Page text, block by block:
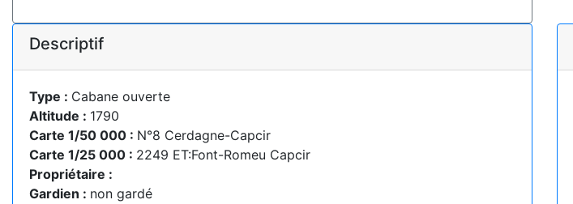
Descriptif
Type : Cabane ouverte
Altitude : 1790
Carte 1/50 000 : N°8 Cerdagne-Capcir
Carte 1/25 000 : 2249 ET:Font-Romeu Capcir
Propriétaire :
Gardien : non gardé